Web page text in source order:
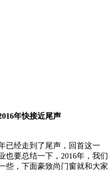
年快接近尾声
已经走到了尾声，回首这一
也要总结一下，2016年，我们
些，下面豪致尚门窗就和大家